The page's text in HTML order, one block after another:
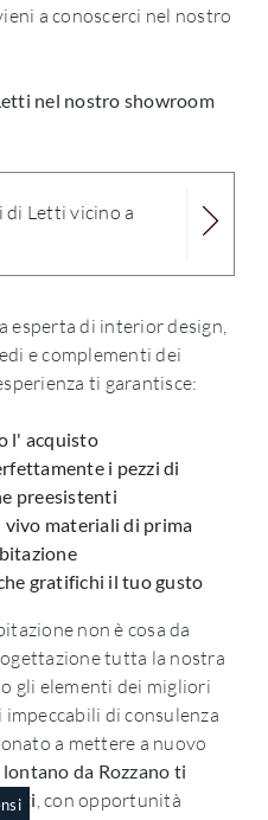
a conoscerci nel nostro
nel nostro showroom
di Letti vicino a
esperta di interior design,
e complementi dei
ti garantisce:
l' acquisto
i pezzi di
preesistenti
materiali di prima
gratifichi il tuo gusto
non è cosa da
tutta la nostra
gli elementi dei migliori
di consulenza
a mettere a nuovo
lontano da Rozzano ti
, con opportunità